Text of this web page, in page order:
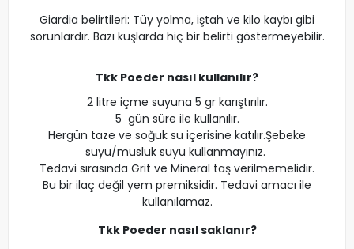
Giardia belirtileri: Tüy yolma, iştah ve kilo kaybı gibi
sorunlardır. Bazı kuşlarda hiç bir belirti göstermeyebilir.
Tkk Poeder nasıl kullanılır?
2 litre içme suyuna 5 gr karıştırılır.
5 gün süre ile kullanılır.
Hergün taze ve soğuk su içerisine katılır.Şebeke
suyu/musluk suyu kullanmayınız.
Tedavi sırasında Grit ve Mineral taş verilmemelidir.
Bu bir ilaç değil yem premiksidir. Tedavi amacı ile
kullanılamaz.
Tkk Poeder nasıl saklanır?